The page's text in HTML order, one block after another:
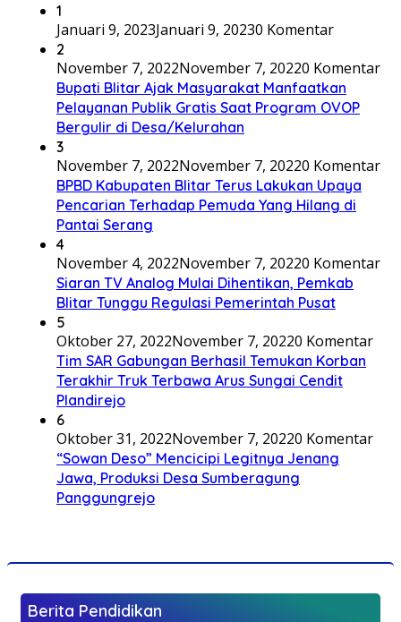
1
Januari 9, 2023Januari 9, 20230 Komentar
2
November 7, 2022November 7, 20220 Komentar
Bupati Blitar Ajak Masyarakat Manfaatkan
Pelayanan Publik Gratis Saat Program OVOP
Bergulir di Desa/Kelurahan
3
November 7, 2022November 7, 20220 Komentar
BPBD Kabupaten Blitar Terus Lakukan Upaya
Pencarian Terhadap Pemuda Yang Hilang di
Pantai Serang
4
November 4, 2022November 7, 20220 Komentar
Siaran TV Analog Mulai Dihentikan, Pemkab
Blitar Tunggu Regulasi Pemerintah Pusat
5
Oktober 27, 2022November 7, 20220 Komentar
Tim SAR Gabungan Berhasil Temukan Korban
Terakhir Truk Terbawa Arus Sungai Cendit
Plandirejo
6
Oktober 31, 2022November 7, 20220 Komentar
“Sowan Deso” Mencicipi Legitnya Jenang
Jawa, Produksi Desa Sumberagung
Panggungrejo
Berita Pendidikan